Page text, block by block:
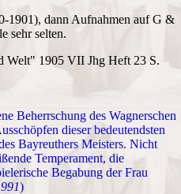
1901), dann Aufnahmen auf G &
sehr selten.
Welt" 1905 VII Jhg Heft 23 S.
Beherrschung des Wagnerschen
dieser bedeutendsten
Bayreuthers Meisters. Nicht
Temperament, die
Begabung der Frau
)